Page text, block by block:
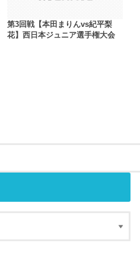
第3回戦【本田まりんvs紀平梨
花】西日本ジュニア選手権大会